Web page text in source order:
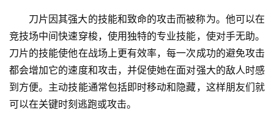
刀片因其强大的技能和致命的攻击而被称为。他可以在
竞技场中间快速穿梭，使用独特的专业技能，使对手无助。
刀片的技能使他在战场上更有效率，每一次成功的避免攻击
都会增加它的速度和攻击，并促使她在面对强大的敌人时感
到方便。主动技能通常包括即时移动和隐藏，这样朋友们就
可以在关键时刻逃跑或攻击。